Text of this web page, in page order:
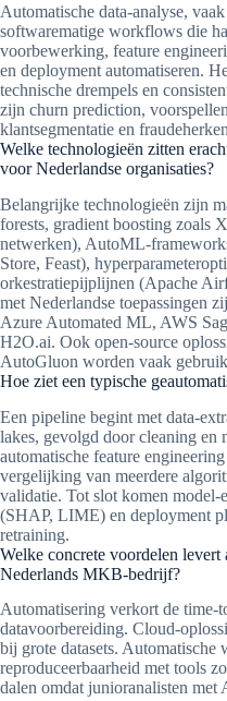
Automatische data-analyse,
softwarematige workflows die
voorbewerking, feature
en deployment automatiseren.
technische drempels en
zijn churn prediction,
klantsegmentatie en
Welke technologieën zitten
voor Nederlandse organisaties?
Belangrijke technologieën zijn
forests, gradient boosting zoals
netwerken), AutoML-
Store, Feast),
orkestratiepijplijnen (Apache
met Nederlandse toepassingen
Azure Automated ML, AWS
H2O.ai. Ook open-source
AutoGluon worden vaak
Hoe ziet een typische
Een pipeline begint met data-
lakes, gevolgd door cleaning en
automatische feature
vergelijking van meerdere
validatie. Tot slot komen
(SHAP, LIME) en deployment
retraining.
Welke concrete voordelen levert
Nederlands MKB-bedrijf?
Automatisering verkort de time-
datavoorbereiding. Cloud-
bij grote datasets. Automatische
reproduceerbaarheid met tools
dalen omdat junioranalisten